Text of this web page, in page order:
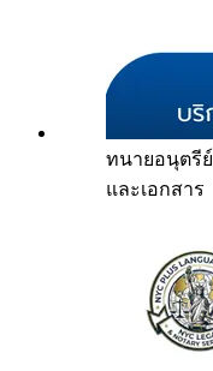
ทนายอนุตรีย์
และเอกสาร